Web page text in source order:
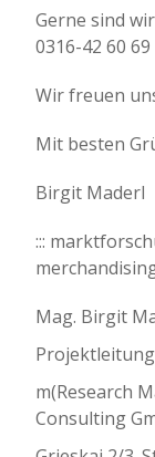
Gerne sind
0316-42 60 69
Wir freuen
Mit besten
Birgit Maderl
:::
Mag. Birgit
m(Research
Consulting